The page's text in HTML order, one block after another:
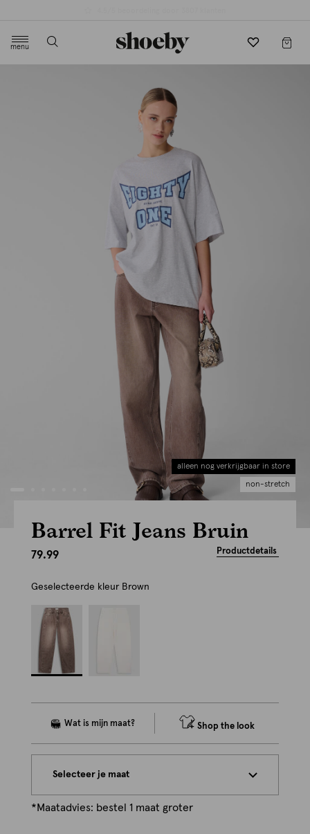
menu
alleen nog verkrijgbaar in store
non-stretch
Barrel Fit Jeans Bruin
79.99 Productdetails
Geselecteerde kleur Brown
Shop the look
Selecteer je maat
*Maatadvies: bestel 1 maat groter